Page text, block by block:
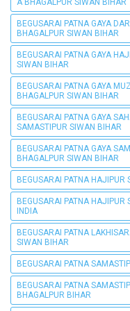
A BHAGALPUR SIWAN BIHAR
BEGUSARAI PATNA GAYA
BHAGALPUR SIWAN BIHAR
BEGUSARAI PATNA GAYA
SIWAN BIHAR
BEGUSARAI PATNA GAYA
BHAGALPUR SIWAN BIHAR
BEGUSARAI PATNA GAYA
SAMASTIPUR SIWAN BIHAR
BEGUSARAI PATNA GAYA
BHAGALPUR SIWAN BIHAR
BEGUSARAI PATNA HAJIPUR
BEGUSARAI PATNA HAJIPUR
INDIA
BEGUSARAI PATNA
SIWAN BIHAR
BEGUSARAI PATNA
BEGUSARAI PATNA
BHAGALPUR BIHAR